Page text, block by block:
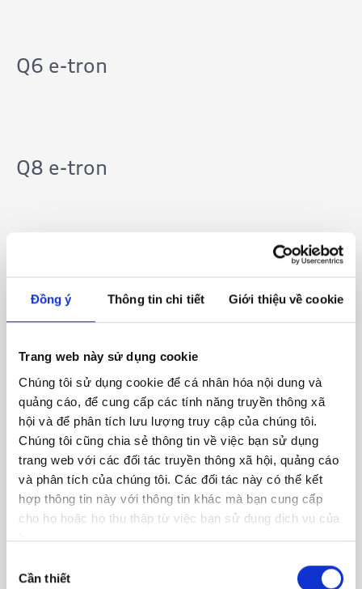
Đồng ý Thông tin chi tiết Giới thiệu về cookie
Trang web này sử dụng cookie
Chúng tôi sử dụng cookie để cá nhân hóa nội dung và
quảng cáo, để cung cấp các tính năng truyền thông xã
hội và để phân tích lưu lượng truy cập của chúng tôi.
Chúng tôi cũng chia sẻ thông tin về việc bạn sử dụng
trang web với các đối tác truyền thông xã hội, quảng cáo
và phân tích của chúng tôi. Các đối tác này có thể kết
hợp thông tin này với thông tin khác mà bạn cung cấp
cho họ hoặc họ thu thập từ việc bạn sử dụng dịch vụ của
họ.
chọn
Cần thiết
Q6 e-tron
Q8 e-tron
A7
A8